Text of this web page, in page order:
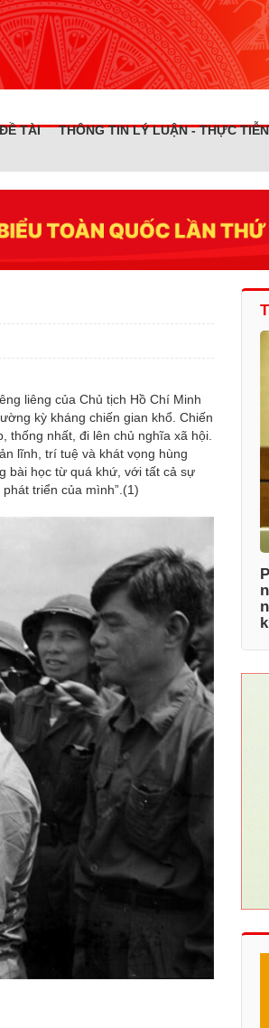
TÀI THÔNG TIN LÝ LUẬN - THỰC TIỄN
liêng của Chủ tịch Hồ Chí Minh
kỳ kháng chiến gian khổ. Chiến
thống nhất, đi lên chủ nghĩa xã hội.
lĩnh, trí tuệ và khát vọng hùng
bài học từ quá khứ, với tất cả sự
triển của mình”.(1)